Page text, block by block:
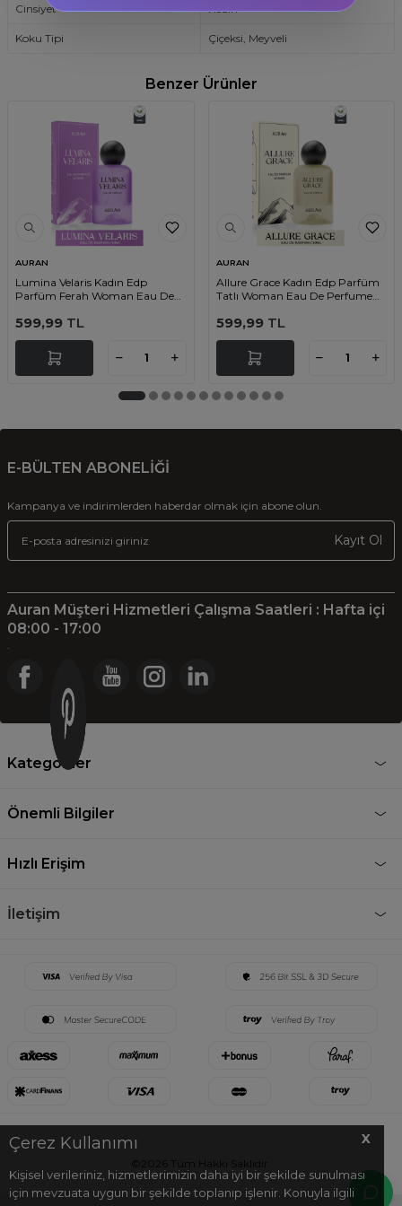
X
Çerez Kullanımı
Kişisel verileriniz, hizmetlerimizin daha iyi bir şekilde sunulması
için mevzuata uygun bir şekilde toplanıp işlenir. Konuyla ilgili
Cinsiyet Kadın
Koku Tipi Çiçeksi, Meyveli
Benzer Ürünler
AURAN
Lumina Velaris Kadın Edp
Parfüm Ferah Woman Eau De
599,99 TL
AURAN
Allure Grace Kadın Edp Parfüm
Tatlı Woman Eau De Perfume
599,99TL
E-BÜLTEN ABONELİĞİ
Kampanya ve indirimlerden haberdar olmak için abone olun.
Kayıt Ol
Auran Müşteri Hizmetleri Çalışma Saatleri : Hafta içi
08:00 - 17:00
Kategoriler
Önemli Bilgiler
Hızlı Erişim
İletişim
©2026 Tüm Hakkı Saklıdır.